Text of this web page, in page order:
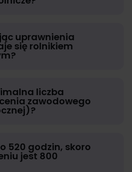
uprawnienia
się rolnikiem
liczba
zawodowego
520 godzin, skoro
jest 800